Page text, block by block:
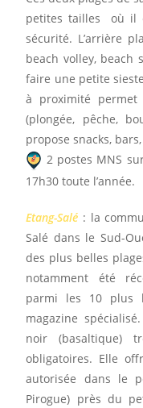
petites tailles où il
sécurité. L’arrière
beach volley, beach
faire une petite
à proximité
(plongée, pêche,
propose snacks,
2 postes MNS
17h30 toute l’année.
Etang-Salé : la
Salé dans le Sud-
des plus belles
notamment été
parmi les 10 plus
magazine
noir (basaltique)
obligatoires. Elle
autorisée dans le
Pirogue) près du